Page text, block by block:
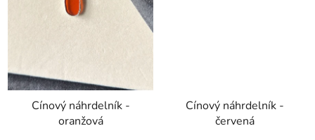
Cínový náhrdelník -
oranžová
Cínový náhrdelník -
červená